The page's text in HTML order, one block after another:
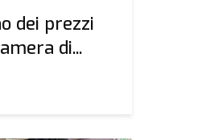
dei prezzi
di...